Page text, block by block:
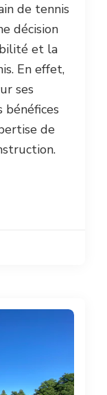
de tennis
décision
et la
En effet,
ses
bénéfices
de